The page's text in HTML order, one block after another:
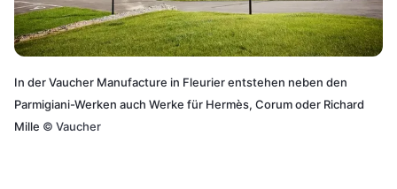
In der Vaucher Manufacture in Fleurier entstehen neben den
Parmigiani-Werken auch Werke für Hermès, Corum oder Richard
Mille © Vaucher